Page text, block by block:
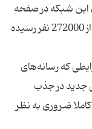
این شبکه در صفحه
فیس بوک 29400 نفر بیشتر شده و به بیش از 272000 نفر رسیده
که رسانه‌های
جدید در جذب
ضروری به نظر